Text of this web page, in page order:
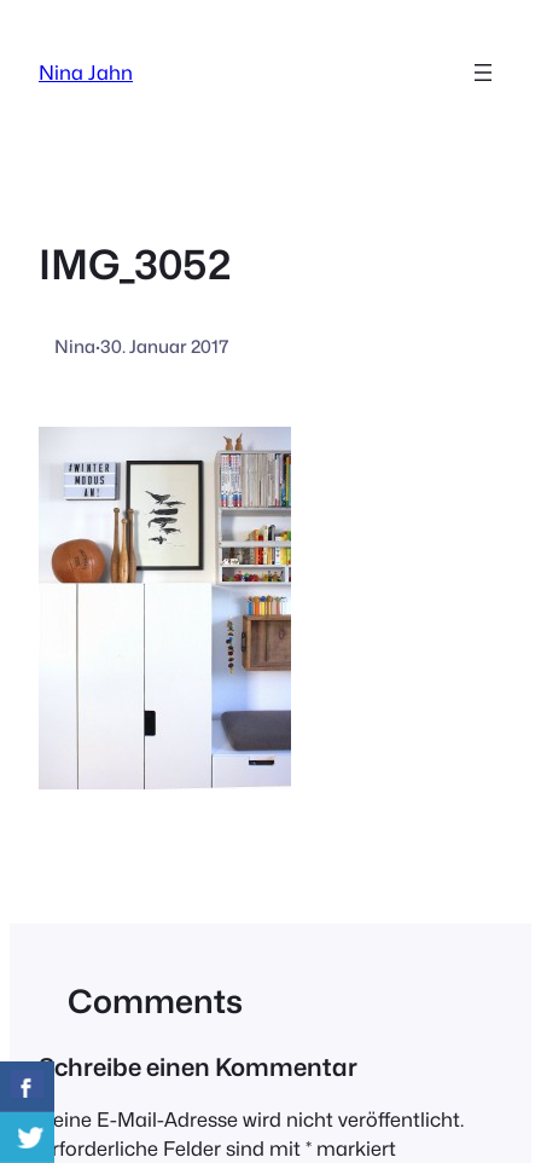
springen
Nina Jahn
IMG_3052
Nina·30. Januar 2017
Comments
Schreibe einen Kommentar
Deine E-Mail-Adresse wird nicht veröffentlicht.
Erforderliche Felder sind mit * markiert